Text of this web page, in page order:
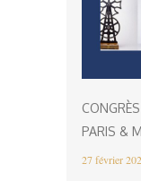
PARIS &
27 février